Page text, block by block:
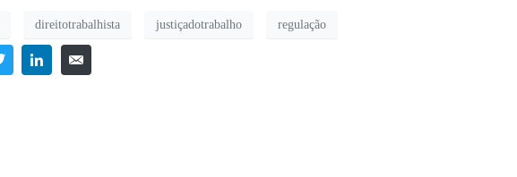
direitotrabalhista justiçadotrabalho regulação